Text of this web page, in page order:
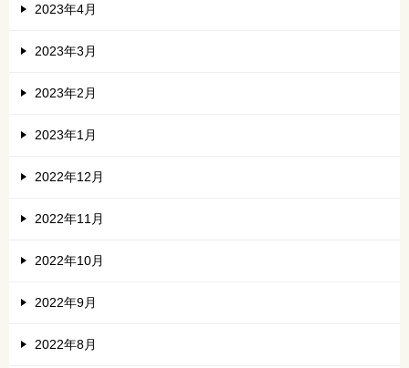
2023年4月
2023年3月
2023年2月
2023年1月
2022年12月
2022年11月
2022年10月
2022年9月
2022年8月